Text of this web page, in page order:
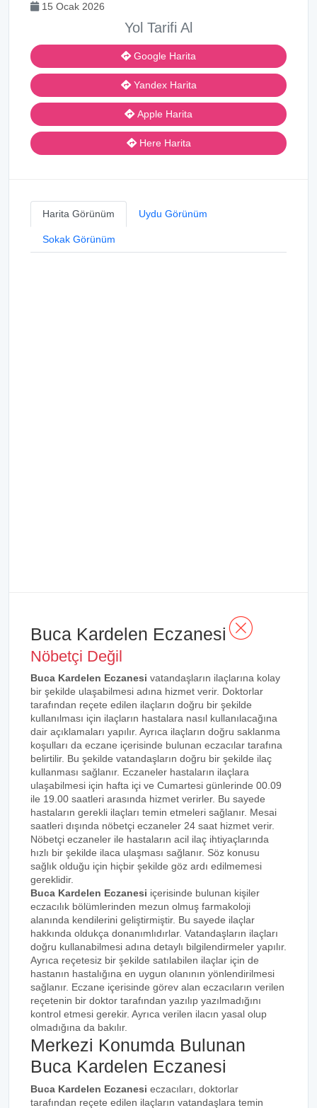
15 Ocak 2026
Yol Tarifi Al
Google Harita
Yandex Harita
Apple Harita
Here Harita
Harita Görünüm Uydu Görünüm
Sokak Görünüm
Buca Kardelen Eczanesi
Nöbetçi Değil
Buca Kardelen Eczanesi vatandaşların ilaçlarına kolay
bir şekilde ulaşabilmesi adına hizmet verir. Doktorlar
tarafından reçete edilen ilaçların doğru bir şekilde
kullanılması için ilaçların hastalara nasıl kullanılacağına
dair açıklamaları yapılır. Ayrıca ilaçların doğru saklanma
koşulları da eczane içerisinde bulunan eczacılar tarafına
belirtilir. Bu şekilde vatandaşların doğru bir şekilde ilaç
kullanması sağlanır. Eczaneler hastaların ilaçlara
ulaşabilmesi için hafta içi ve Cumartesi günlerinde 00.09
ile 19.00 saatleri arasında hizmet verirler. Bu sayede
hastaların gerekli ilaçları temin etmeleri sağlanır. Mesai
saatleri dışında nöbetçi eczaneler 24 saat hizmet verir.
Nöbetçi eczaneler ile hastaların acil ilaç ihtiyaçlarında
hızlı bir şekilde ilaca ulaşması sağlanır. Söz konusu
sağlık olduğu için hiçbir şekilde göz ardı edilmemesi
gereklidir.
Buca Kardelen Eczanesi içerisinde bulunan kişiler
eczacılık bölümlerinden mezun olmuş farmakoloji
alanında kendilerini geliştirmiştir. Bu sayede ilaçlar
hakkında oldukça donanımlıdırlar. Vatandaşların ilaçları
doğru kullanabilmesi adına detaylı bilgilendirmeler yapılır.
Ayrıca reçetesiz bir şekilde satılabilen ilaçlar için de
hastanın hastalığına en uygun olanının yönlendirilmesi
sağlanır. Eczane içerisinde görev alan eczacıların verilen
reçetenin bir doktor tarafından yazılıp yazılmadığını
kontrol etmesi gerekir. Ayrıca verilen ilacın yasal olup
olmadığına da bakılır.
Merkezi Konumda Bulunan
Buca Kardelen Eczanesi
Buca Kardelen Eczanesi eczacıları, doktorlar
tarafından reçete edilen ilaçların vatandaşlara temin